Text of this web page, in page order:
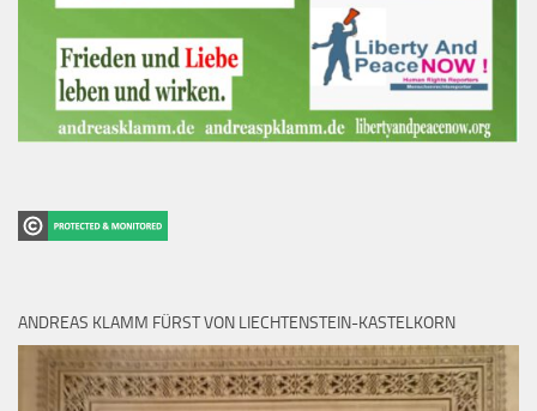
ANDREAS KLAMM FÜRST VON LIECHTENSTEIN-KASTELKORN